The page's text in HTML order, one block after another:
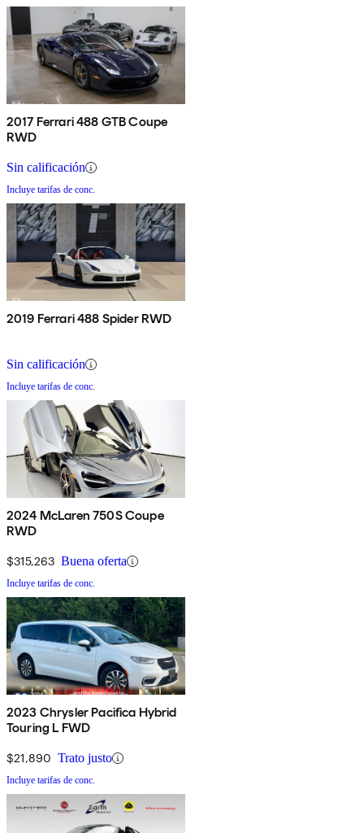
2017 Ferrari 488 GTB Coupe
RWD
Sin calificación
Incluye tarifas de conc.
2019 Ferrari 488 Spider RWD
Sin calificación
Incluye tarifas de conc.
2024 McLaren 750S Coupe
RWD
$315,263 Buena oferta
Incluye tarifas de conc.
2023 Chrysler Pacifica Hybrid
Touring L FWD
$21,890 Trato justo
Incluye tarifas de conc.